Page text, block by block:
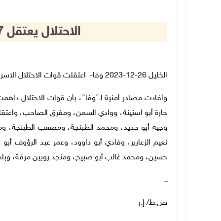
الاحتلال يعتقل 17 مواطنا من الخليل
الخليل 26-12-2023 وفا- اعتقلت قوات الاحتلال الاسرائيلي، اليوم
وأفادت مصادر أمنية لـ"وفا"، بأن قوات الاحتلال
حارة أبو اسنينة، ووادي السمن، ومفرق الصاحب،
وجيه أبو حديد، ومحمد الطبنجة، ومصعب الطبنجة،
نعيم الزعارير، وفادي أبو داوود، وعمر عبد الرؤوف
حسين، ومحمد غالب أبو صبيح، ومنجد روبين مرقة،
ـــ
ص.ط/ إ.ر